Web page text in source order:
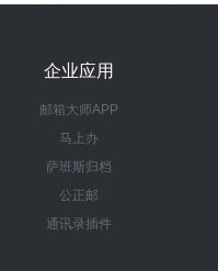
企业应用
邮箱大师APP
马上办
萨班斯归档
公正邮
通讯录插件